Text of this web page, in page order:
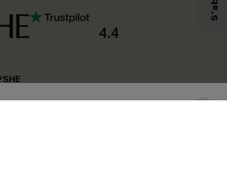
4.4
vous intéresser, conformément à notre
Politique de
vous désabonner à tout moment.